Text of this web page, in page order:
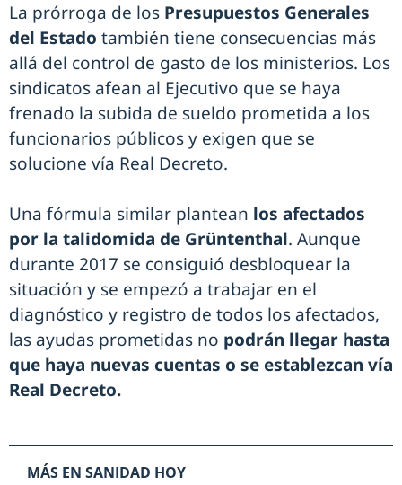
La prórroga de los Presupuestos Generales
del Estado también tiene consecuencias más
allá del control de gasto de los ministerios. Los
sindicatos afean al Ejecutivo que se haya
frenado la subida de sueldo prometida a los
funcionarios públicos y exigen que se
solucione vía Real Decreto.
Una fórmula similar plantean los afectados
por la talidomida de Grüntenthal. Aunque
durante 2017 se consiguió desbloquear la
situación y se empezó a trabajar en el
diagnóstico y registro de todos los afectados,
las ayudas prometidas no podrán llegar hasta
que haya nuevas cuentas o se establezcan vía
Real Decreto.
MÁS EN SANIDAD HOY